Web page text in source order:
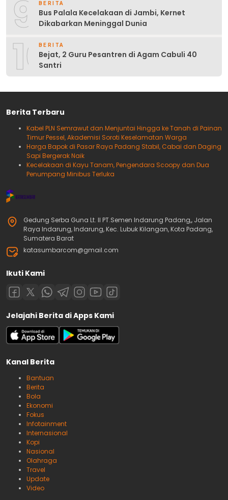
9 BERITA
Bus Palala Kecelakaan di Jambi, Kernet
Dikabarkan Meninggal Dunia
10BERITA
Bejat, 2 Guru Pesantren di Agam Cabuli 40
Santri
Berita Terbaru
Kabel PLN Semrawut dan Menjuntai Hingga ke Tanah di Painan
Timur Pessel, Akademisi Soroti Keselamatan Warga
Harga Bapok di Pasar Raya Padang Stabil, Cabai dan Daging
Sapi Bergerak Naik
Kecelakaan di Kayu Tanam, Pengendara Scoopy dan Dua
Penumpang Minibus Terluka
Gedung Serba Guna Lt. II PT.Semen Indarung Padang,, Jalan
Raya Indarung, Indarung, Kec. Lubuk Kilangan, Kota Padang,
Sumatera Barat
katasumbarcom@gmail.com
Ikuti Kami
Jelajahi Berita di Apps Kami
Kanal Berita
Bantuan
Berita
Bola
Ekonomi
Fokus
Infotainment
Internasional
Kopi
Nasional
Olahraga
Travel
Update
Video